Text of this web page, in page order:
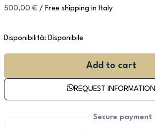
500,00 € / Free shipping in Italy
Disponibilità: Disponibile
Add to cart
REQUEST INFORMATION
Secure payment